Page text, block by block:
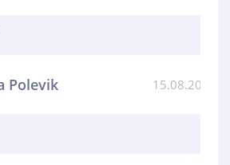
Polevik 15.08.2024